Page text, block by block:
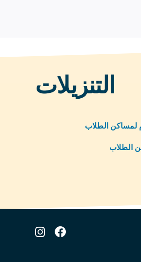
التنزيلات
لمساكن الطلاب
الطلاب